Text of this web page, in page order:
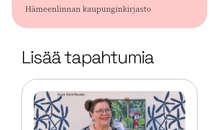
Hämeenlinnan kaupunginkirjasto
OpenStreetMap
Lisää tapahtumia